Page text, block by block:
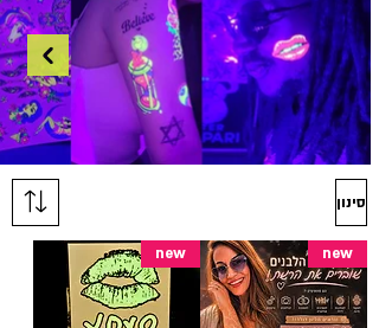
סינון
new
new